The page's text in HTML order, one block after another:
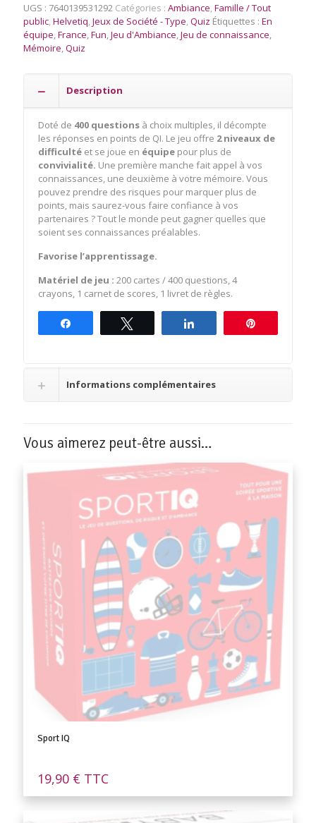
UGS : 7640139531292 Catégories : Ambiance Famille / Tout
public Helvetiq Jeux de Société - Type Quiz Étiquettes : En
équipe France Fun Jeu d'Ambiance Jeu de connaissance
Mémoire Quiz
Description
Doté de 400 questions à choix multiples, il décompte
les réponses en points de QI. Le jeu offre 2 niveaux de
difficulté et se joue en équipe pour plus de
convivialité. Une première manche fait appel à vos
connaissances, une deuxième à votre mémoire. Vous
pouvez prendre des risques pour marquer plus de
points, mais saurez-vous faire confiance à vos
partenaires ? Tout le monde peut gagner quelles que
soient ses connaissances préalables.
Favorise l’apprentissage.
Matériel de jeu : 200 cartes / 400 questions, 4
crayons, 1 carnet de scores, 1 livret de règles.
Informations complémentaires
Vous aimerez peut-être aussi…
Sport IQ
19,90 € TTC